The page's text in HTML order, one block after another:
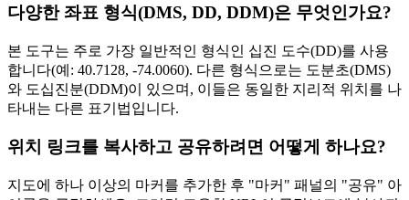
다양한 좌표 형식(DMS, DD, DDM)은 무엇인가요?
본 도구는 주로 가장 일반적인 형식인 십진 도수(DD)를 사용
합니다(예: 40.7128, -74.0060). 다른 형식으로는 도분초(DMS)
와 도십진분(DDM)이 있으며, 이들은 동일한 지리적 위치를 나
타내는 다른 표기법입니다.
위치 링크를 복사하고 공유하려면 어떻게 하나요?
지도에 하나 이상의 마커를 추가한 후 "마커" 패널의 "공유" 아